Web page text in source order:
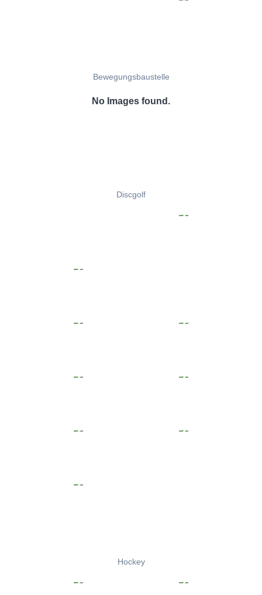
Bewegungsbaustelle
No Images found.
Discgolf
Hockey